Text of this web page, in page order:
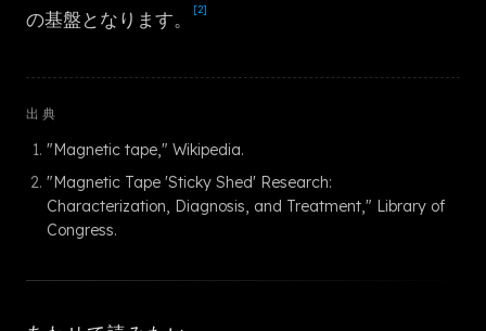
の基盤となります。
[2]
出典
"Magnetic tape," Wikipedia.
"Magnetic Tape 'Sticky Shed' Research:
Characterization, Diagnosis, and Treatment," Library of
Congress.